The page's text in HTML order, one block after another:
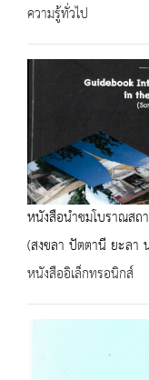
ความรู้ทั่วไป
หนังสือนำชมโบราณส
(สงขลา ปัตตานี ยะลา
หนังสืออิเล็กทรอนิกส์